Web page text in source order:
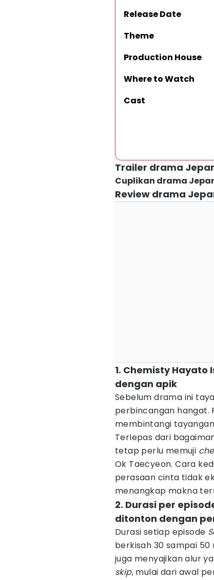
Release Date
Theme
Production House
Where to Watch
Cast
Trailer drama
Cuplikan drama
Review drama
1. Chemisty
dengan apik
Sebelum drama ini
perbincangan hangat.
membintangi
Terlepas dari
tetap perlu memuji
Ok Taecyeon. Cara
perasaan cinta tidak
menangkap makna
2. Durasi per
ditonton dengan
Durasi setiap episode
berkisah 30 sampai 50
juga menyajikan alur
skip, mulai dari awal